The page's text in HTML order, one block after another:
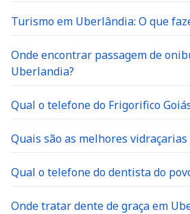
Turismo em Uberlândia: O que
Onde encontrar passagem de
Uberlandia?
Qual o telefone do Frigorifico
Quais são as melhores
Qual o telefone do dentista do
Onde tratar dente de graça em